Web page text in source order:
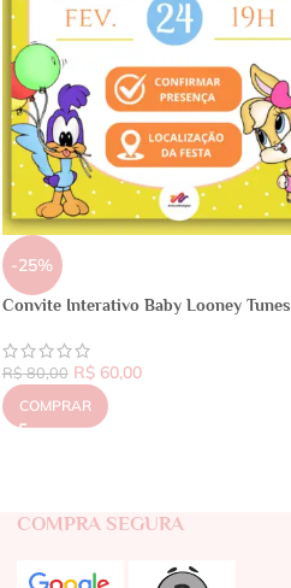
-25%
Convite Interativo Baby Looney Tunes
R$80,00 R$60,00
COMPRAR
COMPRA SEGURA